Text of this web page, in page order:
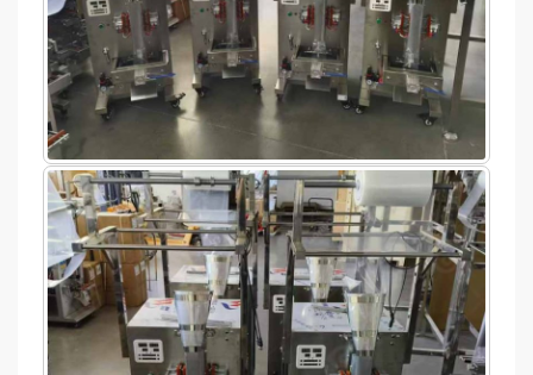
다.
를 크게 향상시킵니다., 이는 또한 고객이 주문을 하
도록 장려합니다..
2024. 그래서, 이러한 접근 방식은 고객의 시간에 민
감한 요구 사항을 충족했을 뿐만 아니라 우리 회사의
강력한 실행 능력을 효과적으로 보여주었습니다..
보내다